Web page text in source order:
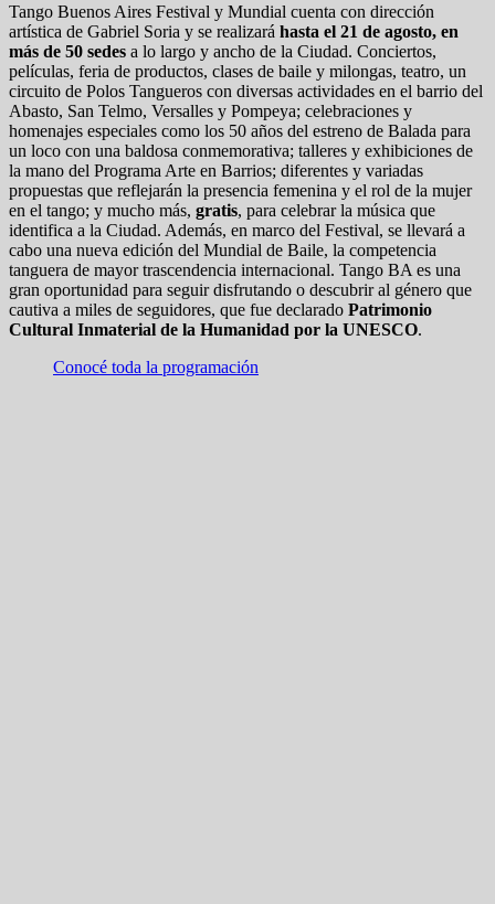
Tango Buenos Aires Festival y Mundial cuenta con dirección
artística de Gabriel Soria y se realizará hasta el 21 de agosto, en
más de 50 sedes a lo largo y ancho de la Ciudad. Conciertos,
películas, feria de productos, clases de baile y milongas, teatro, un
circuito de Polos Tangueros con diversas actividades en el barrio del
Abasto, San Telmo, Versalles y Pompeya; celebraciones y
homenajes especiales como los 50 años del estreno de Balada para
un loco con una baldosa conmemorativa; talleres y exhibiciones de
la mano del Programa Arte en Barrios; diferentes y variadas
propuestas que reflejarán la presencia femenina y el rol de la mujer
en el tango; y mucho más, gratis, para celebrar la música que
identifica a la Ciudad. Además, en marco del Festival, se llevará a
cabo una nueva edición del Mundial de Baile, la competencia
tanguera de mayor trascendencia internacional. Tango BA es una
gran oportunidad para seguir disfrutando o descubrir al género que
cautiva a miles de seguidores, que fue declarado Patrimonio
Cultural Inmaterial de la Humanidad por la UNESCO.
Conocé toda la programación